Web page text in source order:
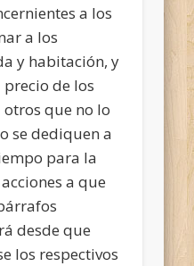
a los
a los
y habitación, y
de los
otros que no lo
se dediquen a
para la
a que
desde que
los respectivos